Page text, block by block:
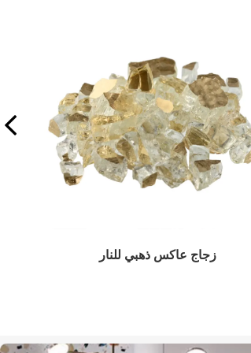
زجاج النار الزمرد